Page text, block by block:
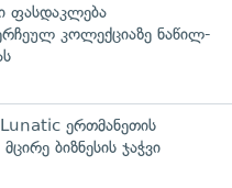
ფასდაკლება
კოლექციაზე ნაწილ-
ერთმანეთის
ბიზნესის ჯაჭვი